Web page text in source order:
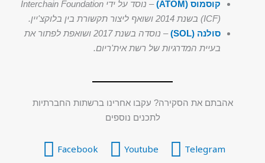
קוסמוס (ATOM)
–
נוסד על ידי Interchain Foundation
(ICF) בשנת 2014 ושואף ליצור תקשורת בין בלוקצ'יין.
סולנה (SOL)
–
נוסדה בשנת 2017 ושואפת לפתור את
בעיית המדרגיות של רשת אית'ריום.
אהבתם את הסקירה? עקבו אחרינו ברשתות החברתיות
לתכנים נוספים
Telegram
Youtube
Facebook